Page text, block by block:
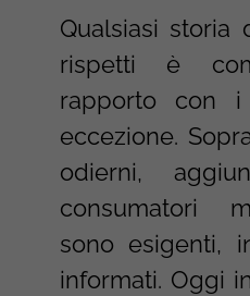
Qualsiasi storia
rispetti è
rapporto con
eccezione.
odierni,
consumatori
sono esigenti,
informati. Oggi